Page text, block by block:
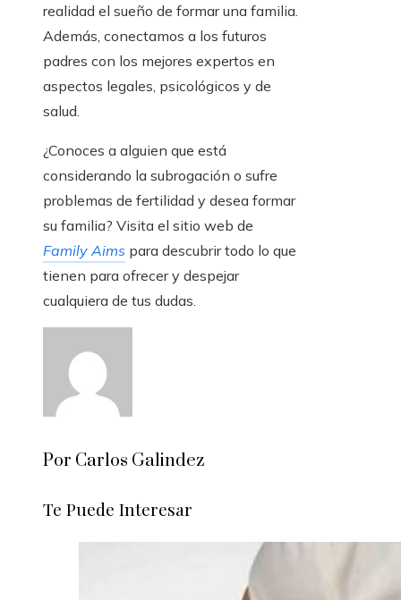
realidad el sueño de formar una familia.
Además, conectamos a los futuros
padres con los mejores expertos en
aspectos legales, psicológicos y de
salud.
¿Conoces a alguien que está
considerando la subrogación o sufre
problemas de fertilidad y desea formar
su familia? Visita el sitio web de
Family Aims para descubrir todo lo que
tienen para ofrecer y despejar
cualquiera de tus dudas.
Por Carlos Galindez
Te Puede Interesar